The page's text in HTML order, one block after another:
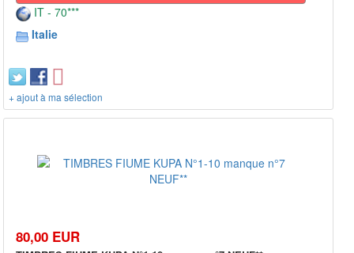
IT - 70***
Italie
+ ajout à ma sélection
80,00 EUR